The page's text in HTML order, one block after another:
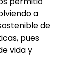
a
de
pues
vida y